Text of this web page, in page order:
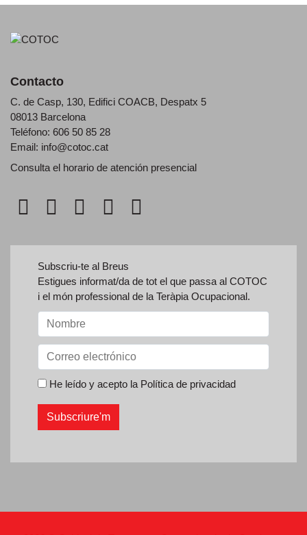
Contacto
C. de Casp, 130, Edifici COACB, Despatx 5
08013 Barcelona
Teléfono: 606 50 85 28
Email: info@cotoc.cat
Consulta el horario de atención presencial
Subscriu-te al Breus
Estigues informat/da de tot el que passa al COTOC
i el món professional de la Teràpia Ocupacional.
He leído y acepto la Política de privacidad